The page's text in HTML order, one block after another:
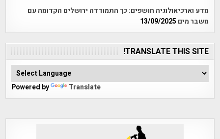
מדע וארכיאולוגיה חושפים: כך התמודדה ירושלים הקדומה עם
משבר מים 13/09/2025
TRANSLATE THIS SITE!
Powered by Translate